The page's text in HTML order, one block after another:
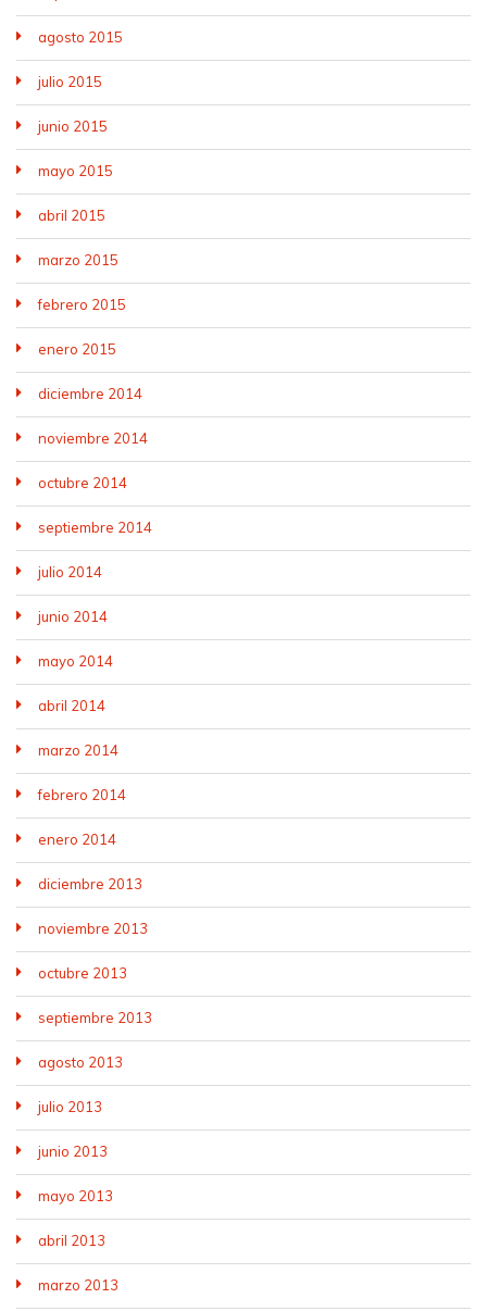
agosto 2015
julio 2015
junio 2015
mayo 2015
abril 2015
marzo 2015
febrero 2015
enero 2015
diciembre 2014
noviembre 2014
octubre 2014
septiembre 2014
julio 2014
junio 2014
mayo 2014
abril 2014
marzo 2014
febrero 2014
enero 2014
diciembre 2013
noviembre 2013
octubre 2013
septiembre 2013
agosto 2013
julio 2013
junio 2013
mayo 2013
abril 2013
marzo 2013